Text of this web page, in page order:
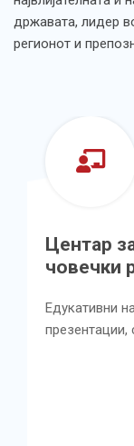
државата, лидер
регионот и
за
настани,